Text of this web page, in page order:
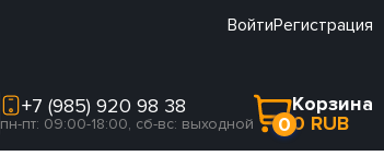
ВойтиРегистрация
+7 (985) 920 98 38
пн-пт: 09:00-18:00, сб-вс: выходной 0
Корзина
0 RUB